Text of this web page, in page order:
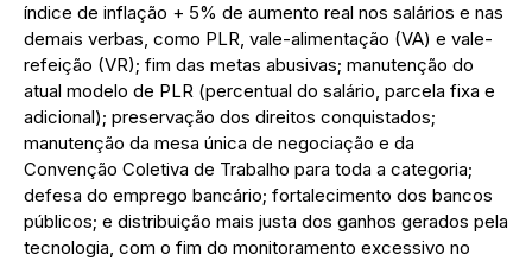
índice de inflação + 5% de aumento real nos salários e nas
demais verbas, como PLR, vale-alimentação (VA) e vale-
refeição (VR); fim das metas abusivas; manutenção do
atual modelo de PLR (percentual do salário, parcela fixa e
adicional); preservação dos direitos conquistados;
manutenção da mesa única de negociação e da
Convenção Coletiva de Trabalho para toda a categoria;
defesa do emprego bancário; fortalecimento dos bancos
públicos; e distribuição mais justa dos ganhos gerados pela
tecnologia, com o fim do monitoramento excessivo no